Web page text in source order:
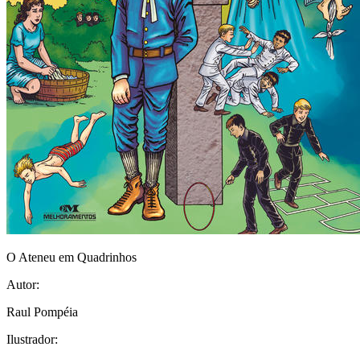
O Ateneu em Quadrinhos
Autor:
Raul Pompéia
Ilustrador: